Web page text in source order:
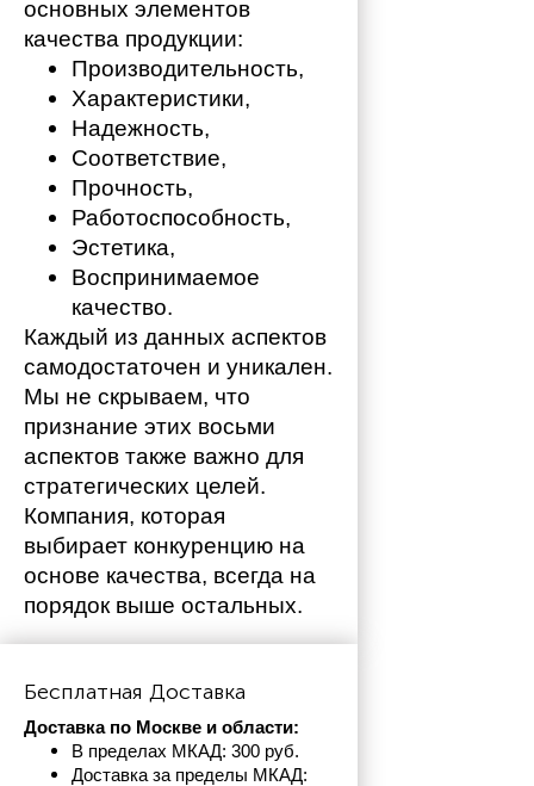
основных элементов
качества продукции:
Производительность,
Характеристики,
Надежность,
Соответствие,
Прочность,
Работоспособность,
Эстетика,
Воспринимаемое
качество.
Каждый из данных аспектов
самодостаточен и уникален.
Мы не скрываем, что
признание этих восьми
аспектов также важно для
стратегических целей.
Компания, которая
выбирает конкуренцию на
основе качества, всегда на
порядок выше остальных.
Бесплатная Доставка
Доставка по Москве и области:
В пределах МКАД: 300 руб.
Доставка за пределы МКАД: